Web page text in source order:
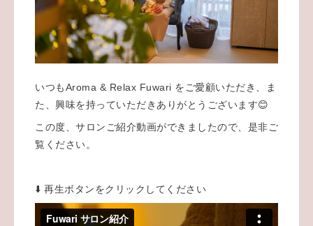
いつもAroma & Relax Fuwari をご愛顧いただき、ま
た、興味を持っていただきありがとうございます😊
この度、サロンご紹介動画ができましたので、是非ご
覧ください。
⬇️ 再生ボタンをクリックしてください